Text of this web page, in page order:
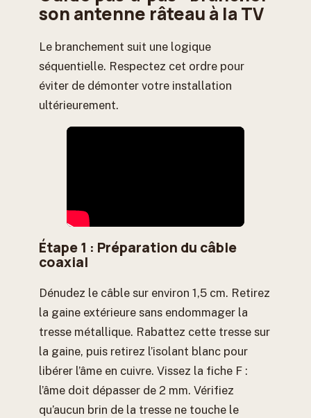
son antenne râteau à la TV
Le branchement suit une logique
séquentielle. Respectez cet ordre pour
éviter de démonter votre installation
ultérieurement.
Étape 1 : Préparation du câble
coaxial
Dénudez le câble sur environ 1,5 cm. Retirez
la gaine extérieure sans endommager la
tresse métallique. Rabattez cette tresse sur
la gaine, puis retirez l’isolant blanc pour
libérer l’âme en cuivre. Vissez la fiche F :
l’âme doit dépasser de 2 mm. Vérifiez
qu’aucun brin de la tresse ne touche le